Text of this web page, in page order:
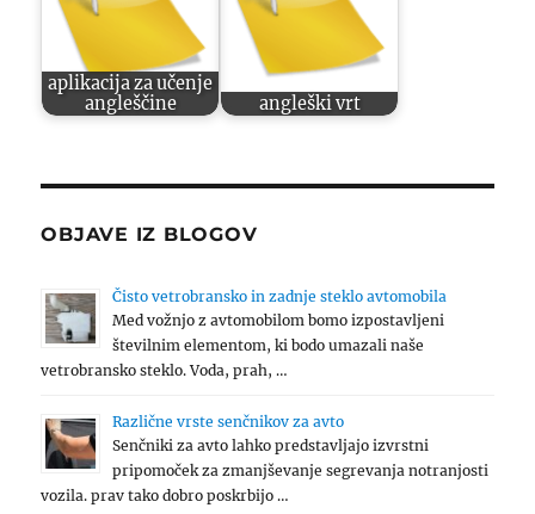
aplikacija za učenje
angleščine
angleški vrt
OBJAVE IZ BLOGOV
Čisto vetrobransko in zadnje steklo avtomobila
Med vožnjo z avtomobilom bomo izpostavljeni
številnim elementom, ki bodo umazali naše
vetrobransko steklo. Voda, prah, …
Različne vrste senčnikov za avto
Senčniki za avto lahko predstavljajo izvrstni
pripomoček za zmanjševanje segrevanja notranjosti
vozila. prav tako dobro poskrbijo …